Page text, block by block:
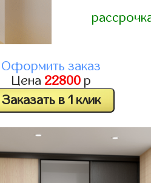
Оформить заказ
Цена 22800 р
Заказать в 1 клик